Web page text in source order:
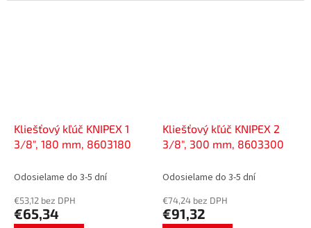
Kliešťový kľúč KNIPEX 1
3/8", 180 mm, 8603180
Odosielame do 3-5 dní
€53,12 bez DPH
€65,34
Kliešťový kľúč KNIPEX 2
3/8", 300 mm, 8603300
Odosielame do 3-5 dní
€74,24 bez DPH
€91,32